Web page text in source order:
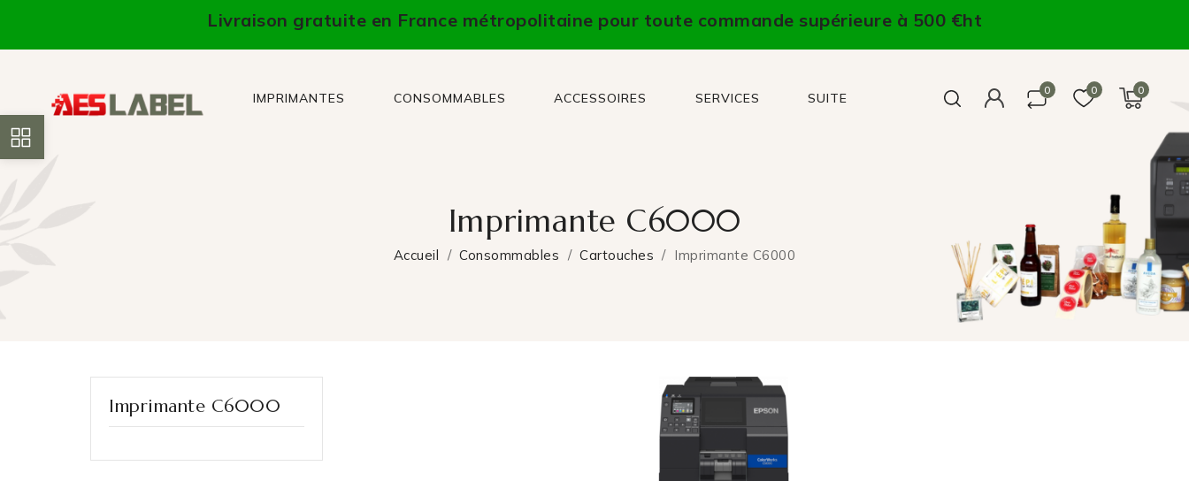
Livraison gratuite en France métropolitaine pour toute commande supérieure à 500 €ht
0
0
0
IMPRIMANTES CONSOMMABLES ACCESSOIRES SERVICES SUITE
Imprimante C6000
Accueil Consommables Cartouches Imprimante C6000
Imprimante C6000